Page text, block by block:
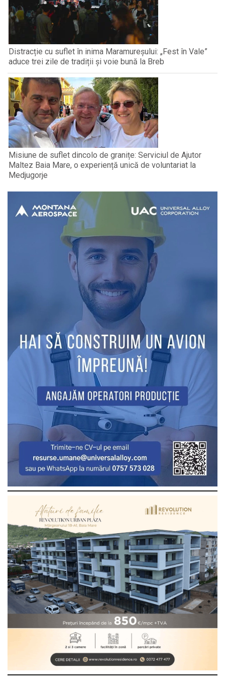
Distracție cu suflet în inima Maramureșului: „Fest în Vale”
aduce trei zile de tradiții și voie bună la Breb
Misiune de suflet dincolo de granițe: Serviciul de Ajutor
Maltez Baia Mare, o experiență unică de voluntariat la
Medjugorje